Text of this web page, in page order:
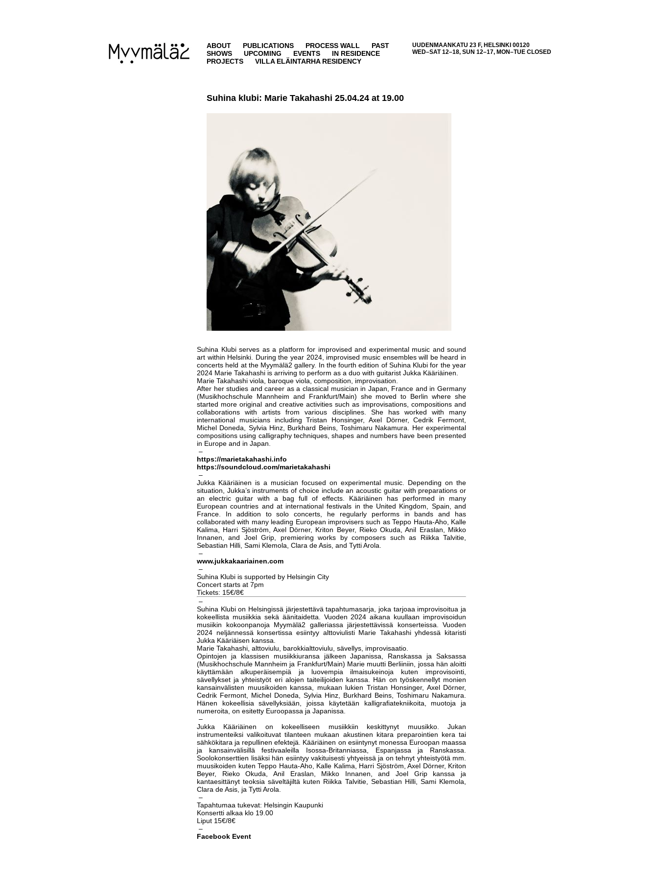
ABOUT PUBLICATIONS PROCESS WALL
PAST
SHOWS
UPCOMING EVENTS
IN RESIDENCE
PROJECTS
VILLA ELÄINTARHA RESIDENCY
UUDENMAANKATU 23 F, HELSINKI 00120
WED–SAT 12–18, SUN 12–17, MON–TUE CLOSED
Suhina klubi: Marie Takahashi 25.04.24 at 19.00
Suhina Klubiserves as a platform for improvised and experimental music and sound
art within Helsinki. During the year 2024, improvised music ensembles will be heard in
concerts held at the Myymälä2 gallery. In the fourth edition of Suhina Klubi for the year
2024 Marie Takahashi is arriving to perform as a duo with guitarist Jukka Kääriäinen.
Marie Takahashi viola, baroque viola, composition, improvisation.
After her studies and career as a classical musician in Japan, France and in Germany
(Musikhochschule Mannheim and Frankfurt/Main) she moved to Berlin where she
started more original and creative activities such as improvisations, compositions and
collaborations with artists from various disciplines. She has worked with many
international musicians including Tristan Honsinger, Axel Dörner, Cedrik Fermont,
Michel Doneda, Sylvia Hinz, Burkhard Beins, Toshimaru Nakamura. Her experimental
compositions using calligraphy techniques, shapes and numbers have been presented
in Europe and in Japan.
–
https://marietakahashi.info
https://soundcloud.com/marietakahashi
–
Jukka Kääriäinen is a musician focused on experimental music. Depending on the
situation, Jukka’s instruments of choice include an acoustic guitar with preparations or
an electric guitar with a bag full of effects. Kääriäinen has performed in many
European countries and at international festivals in the United Kingdom, Spain, and
France. In addition to solo concerts, he regularly performs in bands and has
collaborated with many leading European improvisers such as Teppo Hauta-Aho, Kalle
Kalima, Harri Sjöström, Axel Dörner, Kriton Beyer, Rieko Okuda, Anil Eraslan, Mikko
Innanen, and Joel Grip, premiering works by composers such as Riikka Talvitie,
Sebastian Hilli, Sami Klemola, Clara de Asis, and Tytti Arola.
–
www.jukkakaariainen.com
–
Suhina Klubi is supported by Helsingin City
Concert starts at 7pm
Tickets: 15€/8€
–
Suhina Klubion Helsingissä järjestettävä tapahtumasarja, joka tarjoaa improvisoitua ja
kokeellista musiikkia sekä äänitaidetta. Vuoden 2024 aikana kuullaan improvisoidun
musiikin kokoonpanoja Myymälä2 galleriassa järjestettävissä konserteissa. Vuoden
2024 neljännessä konsertissa esiintyy alttoviulisti Marie Takahashi yhdessä kitaristi
Jukka Kääriäisen kanssa.
Marie Takahashi, alttoviulu, barokkialttoviulu, sävellys, improvisaatio.
Opintojen ja klassisen musiikkiuransa jälkeen Japanissa, Ranskassa ja Saksassa
(Musikhochschule Mannheim ja Frankfurt/Main) Marie muutti Berliiniin, jossa hän aloitti
käyttämään alkuperäisempiä ja luovempia ilmaisukeinoja kuten improvisointi,
sävellykset ja yhteistyöt eri alojen taiteilijoiden kanssa. Hän on työskennellyt monien
kansainvälisten muusikoiden kanssa, mukaan lukien Tristan Honsinger, Axel Dörner,
Cedrik Fermont, Michel Doneda, Sylvia Hinz, Burkhard Beins, Toshimaru Nakamura.
Hänen kokeellisia sävellyksiään, joissa käytetään kalligrafiatekniikoita, muotoja ja
numeroita, on esitetty Euroopassa ja Japanissa.
–
Jukka Kääriäinen on kokeelliseen musiikkiin keskittynyt muusikko. Jukan
instrumenteiksi valikoituvat tilanteen mukaan akustinen kitara preparointien kera tai
sähkökitara ja repullinen efektejä. Kääriäinen on esiintynyt monessa Euroopan maassa
ja kansainvälisillä festivaaleilla Isossa-Britanniassa, Espanjassa ja Ranskassa.
Soolokonserttien lisäksi hän esiintyy vakituisesti yhtyeissä ja on tehnyt yhteistyötä mm.
muusikoiden kuten Teppo Hauta-Aho, Kalle Kalima, Harri Sjöström, Axel Dörner, Kriton
Beyer, Rieko Okuda, Anil Eraslan, Mikko Innanen, and Joel Grip kanssa ja
kantaesittänyt teoksia säveltäjiltä kuten Riikka Talvitie, Sebastian Hilli, Sami Klemola,
Clara de Asis, ja Tytti Arola.
–
Tapahtumaa tukevat: Helsingin Kaupunki
Konsertti alkaa klo 19.00
Liput 15€/8€
–
Facebook Event